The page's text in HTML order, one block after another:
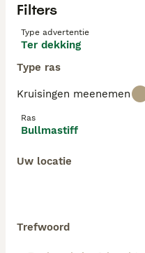
Filters
Type advertentie
Ter dekking
Type ras
Kruisingen meenemen
Ras
Bullmastiff
Uw locatie
Trefwoord